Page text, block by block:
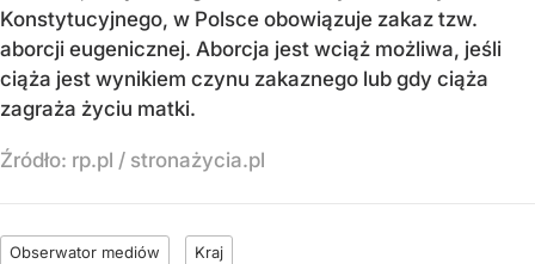
Konstytucyjnego, w Polsce obowiązuje zakaz tzw.
aborcji eugenicznej. Aborcja jest wciąż możliwa, jeśli
ciąża jest wynikiem czynu zakaznego lub gdy ciąża
zagraża życiu matki.
Źródło: rp.pl / stronażycia.pl
Obserwator mediów Kraj